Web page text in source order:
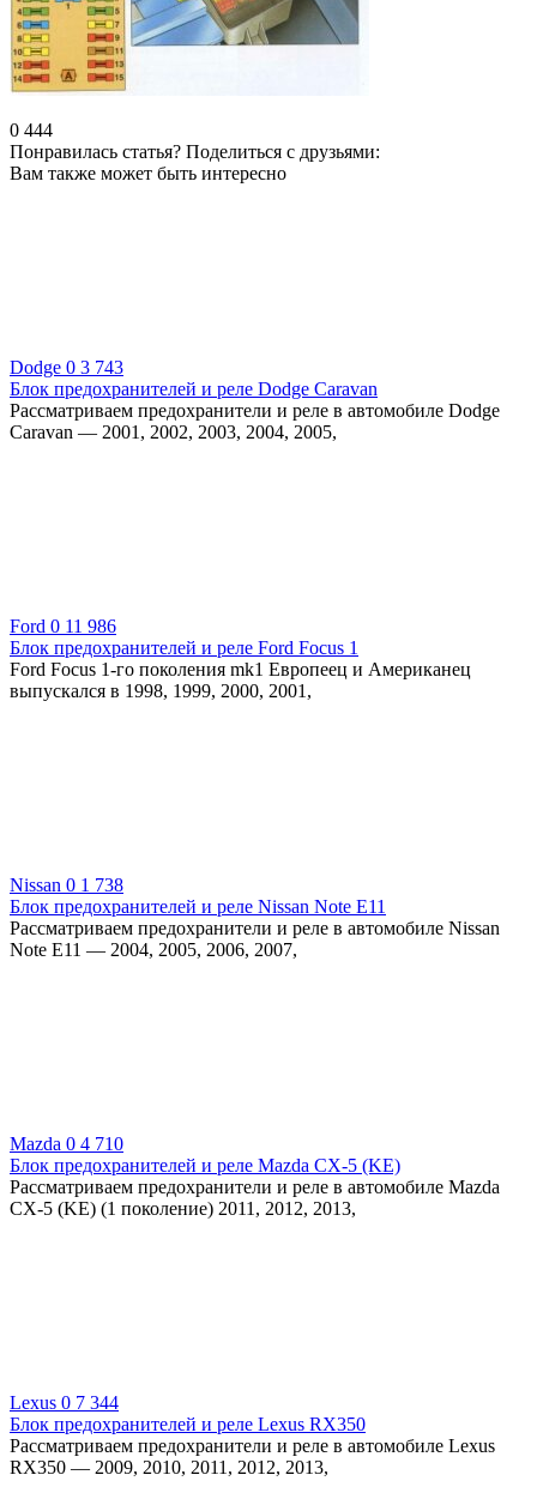
0 444
Понравилась статья? Поделиться с друзьями:
Вам также может быть интересно
Dodge 0 3 743
Блок предохранителей и реле Dodge Caravan
Рассматриваем предохранители и реле в автомобиле Dodge
Caravan — 2001, 2002, 2003, 2004, 2005,
Ford 0 11 986
Блок предохранителей и реле Ford Focus 1
Ford Focus 1-го поколения mk1 Европеец и Американец
выпускался в 1998, 1999, 2000, 2001,
Nissan 0 1 738
Блок предохранителей и реле Nissan Note Е11
Рассматриваем предохранители и реле в автомобиле Nissan
Note Е11 — 2004, 2005, 2006, 2007,
Mazda 0 4 710
Блок предохранителей и реле Mazda CX-5 (KE)
Рассматриваем предохранители и реле в автомобиле Mazda
CX-5 (KE) (1 поколение) 2011, 2012, 2013,
Lexus 0 7 344
Блок предохранителей и реле Lexus RX350
Рассматриваем предохранители и реле в автомобиле Lexus
RX350 — 2009, 2010, 2011, 2012, 2013,